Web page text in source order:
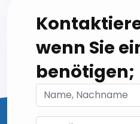
wenn Sie
benötigen;